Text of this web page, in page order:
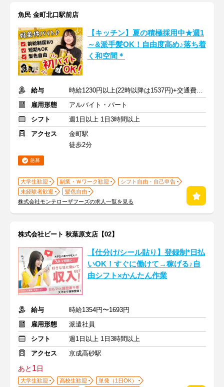
魚民 金町北口駅前店
【キッチン】夏の積極採用中★週1
～&派手髪OK！自由度高め♪落ち着
く和空間＊
給与
時給1230円以上(22時以降は1537円)+交通費規定内支給
雇用形態
アルバイト・パート
シフト
週1日以上 1日3時間以上
アクセス
金町駅
徒歩2分
急募
大学生歓迎 副業・Ｗワーク歓迎
シフト自由・自己申告
未経験者歓迎
髪色自由
株式会社モンテローザフーズの求人一覧を見る
株式会社ビート 秋葉原支店【02】
【仕分け/シール貼り】登録制*日払
いOK！すぐに働けて→稼げる♪自
由シフト×かんたん作業
給与
時給1354円〜1693円
雇用形態
派遣社員
シフト
週1日以上 1日3時間以上
アクセス
京成高砂駅
あと 1日
大学生歓迎 高校生歓迎
単発（1日OK）